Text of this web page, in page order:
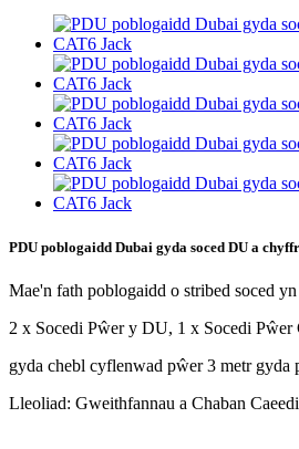
PDU poblogaidd Dubai gyda soced DU a
Mae'n fath poblogaidd o stribed soced
2 x Socedi Pŵer y DU, 1 x Socedi
gyda chebl cyflenwad pŵer 3 metr
Lleoliad: Gweithfannau a Chaban